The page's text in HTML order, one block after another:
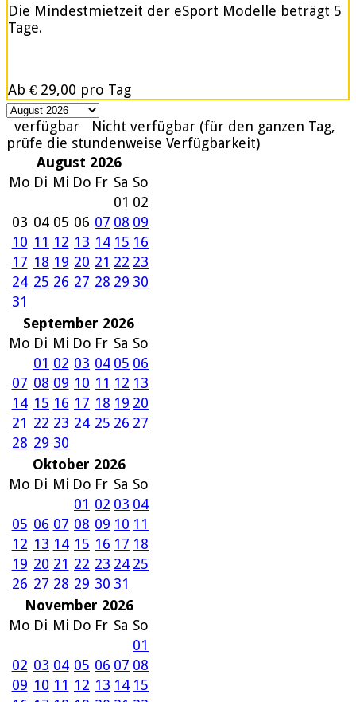
Die Mindestmietzeit der eSport Modelle beträgt 5
Tage.
Ab € 29,00 pro Tag
verfügbar
Nicht verfügbar (für den ganzen Tag,
prüfe die stundenweise Verfügbarkeit)
August 2026
Mo Di Mi Do Fr Sa So
01 02
03 04 05 06 07 08 09
10 11 12 13 14 15 16
17 18 19 20 21 22 23
24 25 26 27 28 29 30
31
September 2026
Mo Di Mi Do Fr Sa So
01 02 03 04 05 06
07 08 09 10 11 12 13
14 15 16 17 18 19 20
21 22 23 24 25 26 27
28 29 30
Oktober 2026
Mo Di Mi Do Fr Sa So
01 02 03 04
05 06 07 08 09 10 11
12 13 14 15 16 17 18
19 20 21 22 23 24 25
26 27 28 29 30 31
November 2026
Mo Di Mi Do Fr Sa So
01
02 03 04 05 06 07 08
09 10 11 12 13 14 15